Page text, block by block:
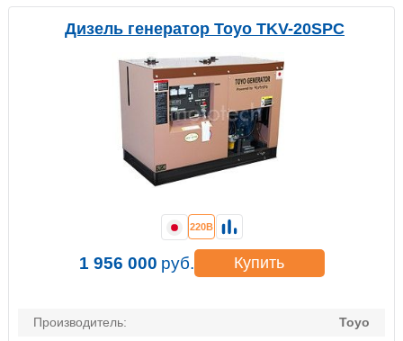
Дизель генератор Toyo TKV-20SPC
Производитель:
Toyo
220В
1 956 000 руб. Купить